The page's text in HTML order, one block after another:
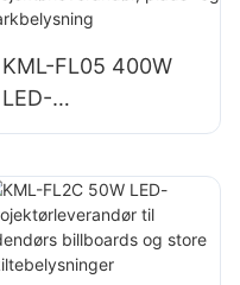
ojekter
KML-FL05 400W
LED-
projektørleverandø
parkbelysning